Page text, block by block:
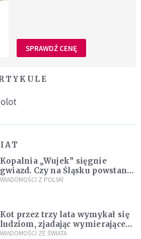
SPRAWDŹ CENĘ
Kopalnia „Wujek” sięgnie
gwiazd. Czy na Śląsku powstanie
„Dolina Krzemowa”?
WIADOMOŚCI Z POLSKI
Kot przez trzy lata wymykał się
ludziom, zjadając wymierające
kaczki. W końcu popełnił
WIADOMOŚCI ZE ŚWIATA